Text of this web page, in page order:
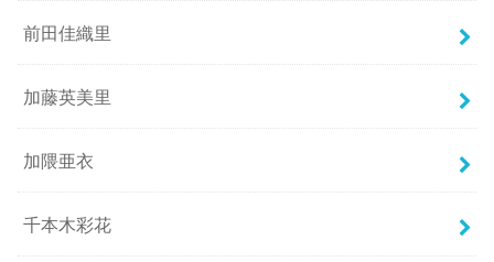
前田佳織里
加藤英美里
加隈亜衣
千本木彩花